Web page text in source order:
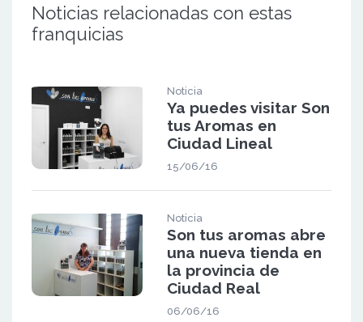
Noticias relacionadas con estas
franquicias
Noticia
Ya puedes visitar Son
tus Aromas en
Ciudad Lineal
15/06/16
Noticia
Son tus aromas abre
una nueva tienda en
la provincia de
Ciudad Real
06/06/16